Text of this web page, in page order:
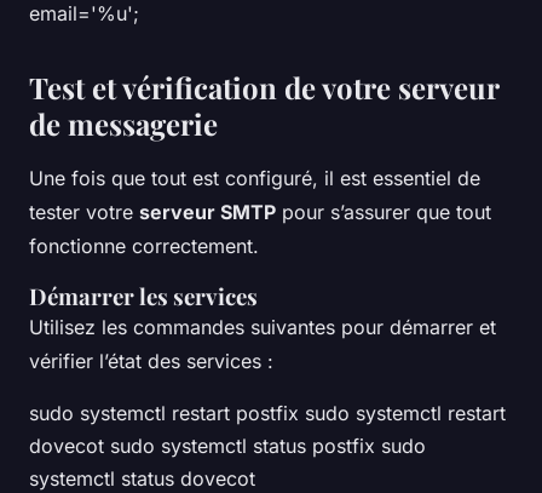
email='%u';
Test et vérification de votre serveur
de messagerie
Une fois que tout est configuré, il est essentiel de
tester votre serveur SMTP pour s’assurer que tout
fonctionne correctement.
Démarrer les services
Utilisez les commandes suivantes pour démarrer et
vérifier l’état des services :
sudo systemctl restart postfix sudo systemctl restart
dovecot sudo systemctl status postfix sudo
systemctl status dovecot